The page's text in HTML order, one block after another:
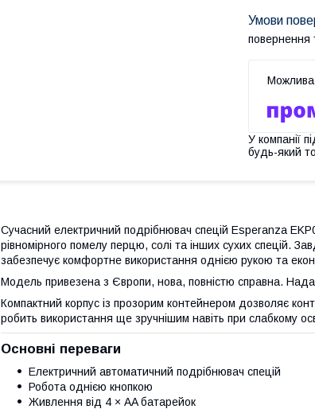
повернення
У компанії
будь-який
Сучасний електричний подрібнювач спецій Esperanza
рівномірного помелу перцю, солі та інших сухих спецій.
забезпечує комфортне використання однією рукою та
Модель привезена з Європи, нова, повністю справна.
Компактний корпус із прозорим контейнером дозволяє
робить використання ще зручнішим навіть при слабкому
Основні переваги
Електричний автоматичний подрібнювач спецій
Робота однією кнопкою
Живлення від 4 × AA батарейок